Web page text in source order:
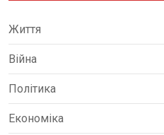
Життя
Війна
Політика
Економіка